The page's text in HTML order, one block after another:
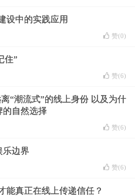
设中的实践应用
赞(0)
住”
赞(6)
“潮流式”的线上身份 以及为什
的自然选择
赞(6)
乐边界
赞(6)
能真正在线上传递信任？